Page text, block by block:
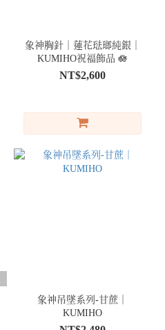
象神胸針｜蓮花琺瑯純銀｜
KUMIHO祝福飾品 🪷
NT$2,600
象神吊墜系列-甘蔗｜
KUMIHO